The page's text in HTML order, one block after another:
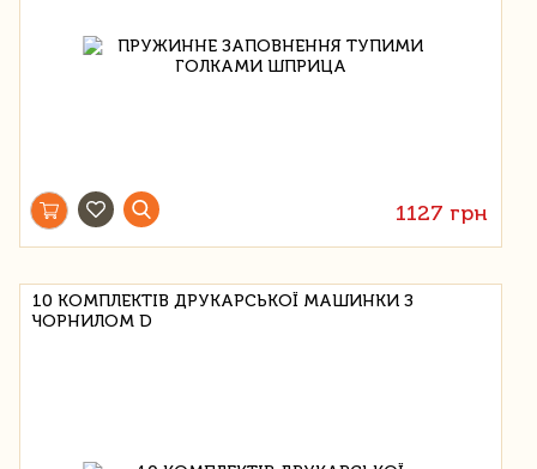
1127 грн
10 КОМПЛЕКТІВ ДРУКАРСЬКОЇ МАШИНКИ З
ЧОРНИЛОМ D